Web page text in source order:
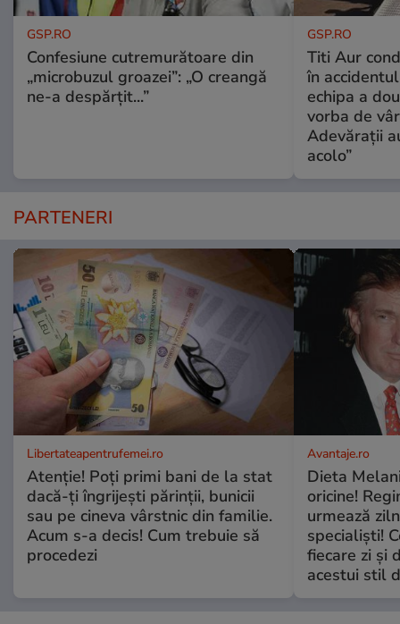
GSP.RO
Confesiune cutremurătoare din
„microbuzul groazei”: „O creangă
ne-a despărțit...”
GSP.RO
Titi Aur
în
echipa a
vorba de
Adevărații
acolo”
PARTENERI
Libertateapentrufemei.ro
Atenție! Poți primi bani de la stat
dacă-ți îngrijești părinții, bunicii
sau pe cineva vârstnic din familie.
Acum s-a decis! Cum trebuie să
procedezi
Avantaje.ro
Dieta
oricine!
urmează
specialiști!
fiecare zi și
acestui stil